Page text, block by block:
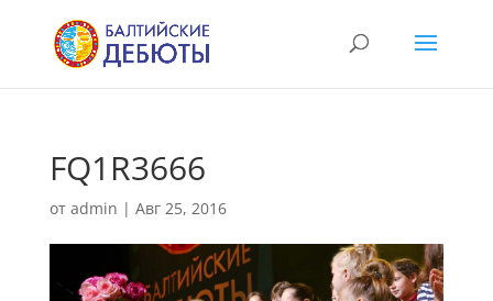
FQ1R3666
от admin | Авг 25, 2016